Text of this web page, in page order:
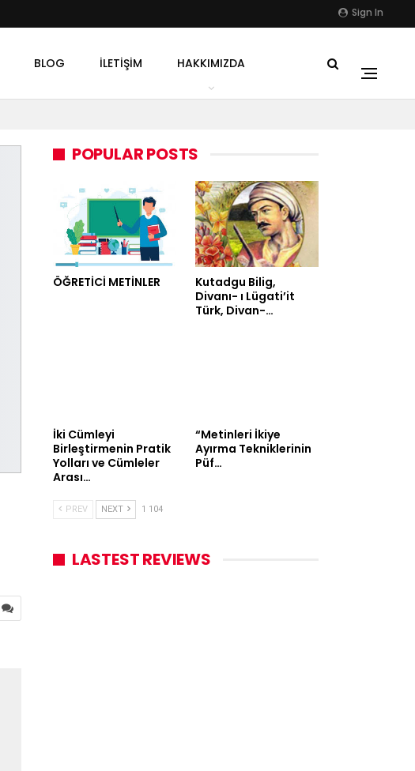
Sign In
BLOG İLETIŞIM HAKKIMIZDA
POPULAR POSTS
ÖĞRETİCİ METİNLER
Kutadgu Bilig,
Divanı- ı Lügati’it
Türk, Divan-…
İki Cümleyi
Birleştirmenin Pratik
Yolları ve Cümleler
Arası…
“Metinleri İkiye
Ayırma Tekniklerinin
Püf…
PREV NEXT 1 104
LASTEST REVIEWS